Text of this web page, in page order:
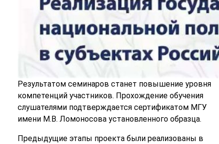
Результатом семинаров станет повышение уровня
компетенций участников. Прохождение обучения
слушателями подтверждается сертификатом МГУ
имени М.В. Ломоносова установленного образца.
Предыдущие этапы проекта были реализованы в